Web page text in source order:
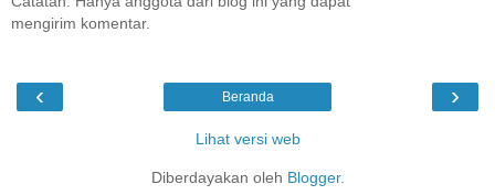
mengirim komentar.
‹ ›
Beranda
Lihat versi web
Diberdayakan oleh Blogger.